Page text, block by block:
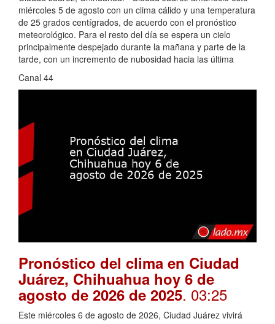
miércoles 5 de agosto con un clima cálido y una temperatura
de 25 grados centígrados, de acuerdo con el pronóstico
meteorológico. Para el resto del día se espera un cielo
principalmente despejado durante la mañana y parte de la
tarde, con un incremento de nubosidad hacia las última
Canal 44
Pronóstico del clima en Ciudad
Juárez, Chihuahua hoy 6 de
agosto de 2026 de 2025. 03:25
Este miércoles 6 de agosto de 2026, Ciudad Juárez vivirá